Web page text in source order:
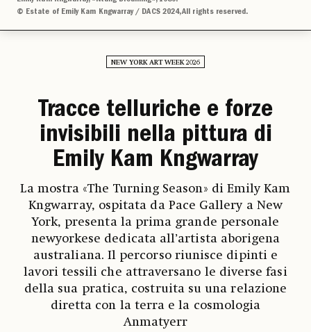
© Estate of Emily Kam Kngwarray / DACS 2024, All rights reserved.
NEW YORK ART WEEK 2026
Tracce telluriche e forze
invisibili nella pittura di
Emily Kam Kngwarray
La mostra «The Turning Season» di Emily Kam
Kngwarray, ospitata da Pace Gallery a New
York, presenta la prima grande personale
newyorkese dedicata all’artista aborigena
australiana. Il percorso riunisce dipinti e
lavori tessili che attraversano le diverse fasi
della sua pratica, costruita su una relazione
diretta con la terra e la cosmologia
Anmatyerr